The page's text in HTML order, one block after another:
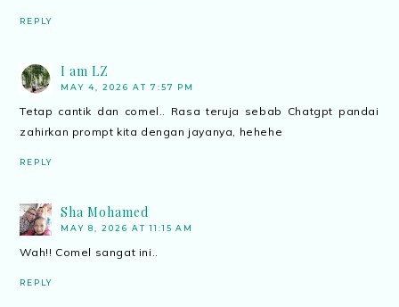
REPLY
I am LZ
MAY 4, 2026 AT 7:57 PM
Tetap cantik dan comel.. Rasa teruja sebab Chatgpt pandai
zahirkan prompt kita dengan jayanya, hehehe
REPLY
Sha Mohamed
MAY 8, 2026 AT 11:15 AM
Wah!! Comel sangat ini..
REPLY